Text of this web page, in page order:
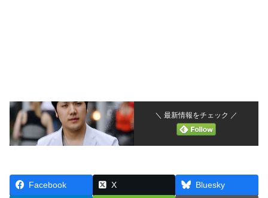
＼ 最新情報をチェック ／
Facebook X Bluesky